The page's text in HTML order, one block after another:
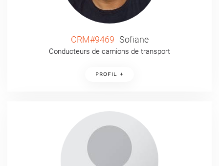
CRM#9469 Sofiane
Conducteurs de camions de transport
PROFIL +